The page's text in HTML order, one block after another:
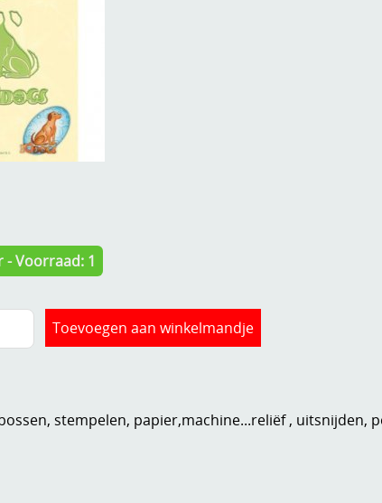
- Voorraad: 1
stempelen, papier,machine...reliëf , uitsnijden,